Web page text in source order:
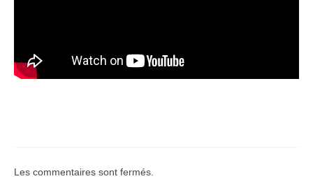
Les commentaires sont fermés.